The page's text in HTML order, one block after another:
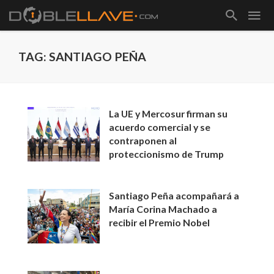
TAG: SANTIAGO PEÑA
La UE y Mercosur firman su
acuerdo comercial y se
contraponen al
proteccionismo de Trump
Santiago Peña acompañará a
María Corina Machado a
recibir el Premio Nobel